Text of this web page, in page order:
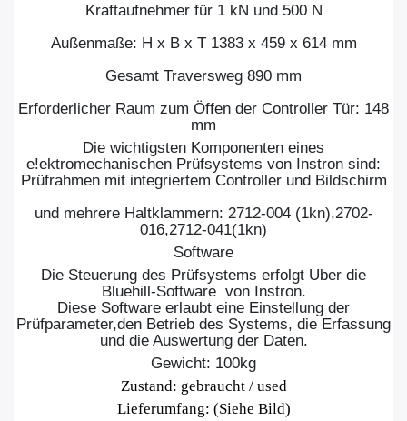
Kraftaufnehmer für 1 kN und 500 N
Außenmaße: H x B x T 1383 x 459 x 614 mm
Gesamt Traversweg 890 mm
Erforderlicher Raum zum Öffen der Controller Tür: 148
mm
Die wichtigsten Komponenten eines
e!ektromechanischen Prüfsystems von Instron sind:
Prüfrahmen mit integriertem Controller und Bildschirm
und mehrere Haltklammern: 2712-004 (1kn),2702-
016,2712-041(1kn)
Software
Die Steuerung des Prüfsystems erfolgt Uber die
Bluehill-Software von Instron.
Diese Software erlaubt eine Einstellung der
Prüfparameter,den Betrieb des Systems, die Erfassung
und die Auswertung der Daten.
Gewicht: 100kg
Zustand: gebraucht / used
Lieferumfang: (Siehe Bild)